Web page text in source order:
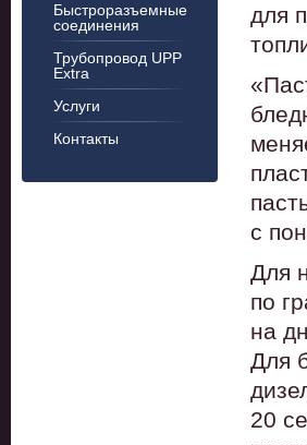
Быстроразъемные
соединения
Трубопровод UPP
Extra
Услуги
Контакты
для
с
Для
по
на
Для
20